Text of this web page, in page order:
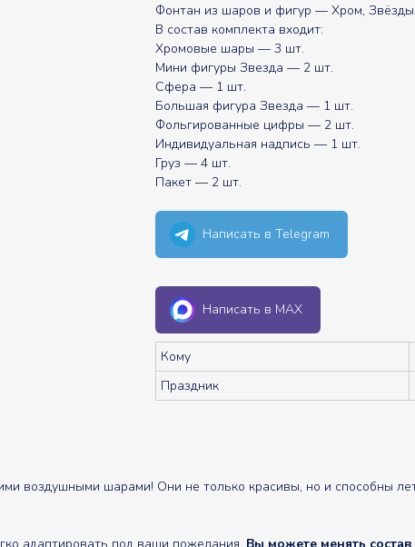
Фонтан из шаров и фигур — Хром,
В состав комплекта входит:
Хромовые шары — 3 шт.
Мини фигуры Звезда — 2 шт.
Сфера — 1 шт.
Большая фигура Звезда — 1 шт.
Фольгированные цифры — 2 шт.
Индивидуальная надпись — 1 шт.
Груз — 4 шт.
Пакет — 2 шт.
Написать в Telegram
Написать в MAX
Кому
Праздник
воздушными шарами! Они не только красивы, но и способны
адаптировать под ваши пожелания. Вы можете менять